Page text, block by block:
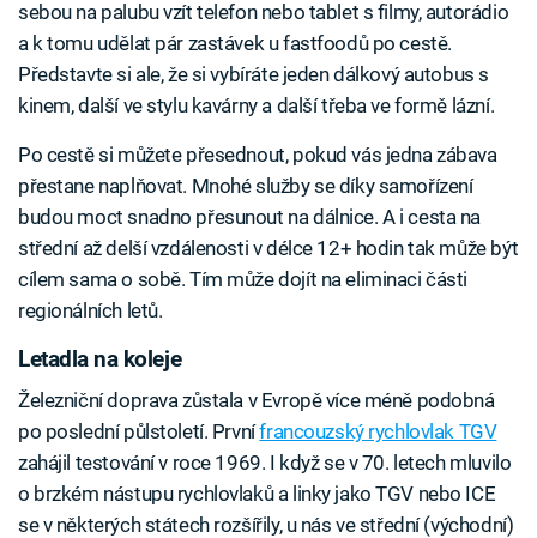
sebou na palubu vzít telefon nebo tablet s filmy, autorádio
a k tomu udělat pár zastávek u fastfoodů po cestě.
Představte si ale, že si vybíráte jeden dálkový autobus s
kinem, další ve stylu kavárny a další třeba ve formě lázní.
Po cestě si můžete přesednout, pokud vás jedna zábava
přestane naplňovat. Mnohé služby se díky samořízení
budou moct snadno přesunout na dálnice. A i cesta na
střední až delší vzdálenosti v délce 12+ hodin tak může být
cílem sama o sobě. Tím může dojít na eliminaci části
regionálních letů.
Letadla na koleje
Železniční doprava zůstala v Evropě více méně podobná
po poslední půlstoletí. Prvnífrancouzský rychlovlak TGV
zahájil testování v roce 1969. I když se v 70. letech mluvilo
o brzkém nástupu rychlovlaků a linky jako TGV nebo ICE
se v některých státech rozšířily, u nás ve střední (východní)